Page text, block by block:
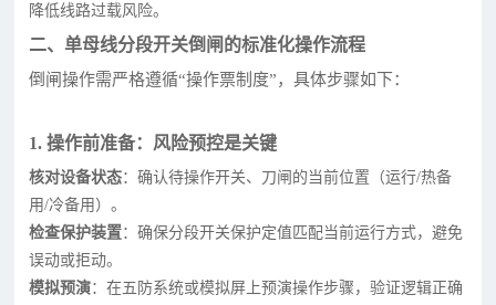
降低线路过载风险。
二、单母线分段开关倒闸的标准化操作流程
倒闸操作需严格遵循“操作票制度”，具体步骤如下：
1. 操作前准备：风险预控是关键
核对设备状态：确认待操作开关、刀闸的当前位置（运行/热备
用/冷备用）。
检查保护装置：确保分段开关保护定值匹配当前运行方式，避免
误动或拒动。
模拟预演：在五防系统或模拟屏上预演操作步骤，验证逻辑正确